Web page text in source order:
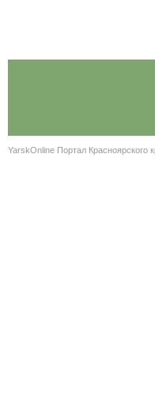
YarskOnline Портал Красноярского